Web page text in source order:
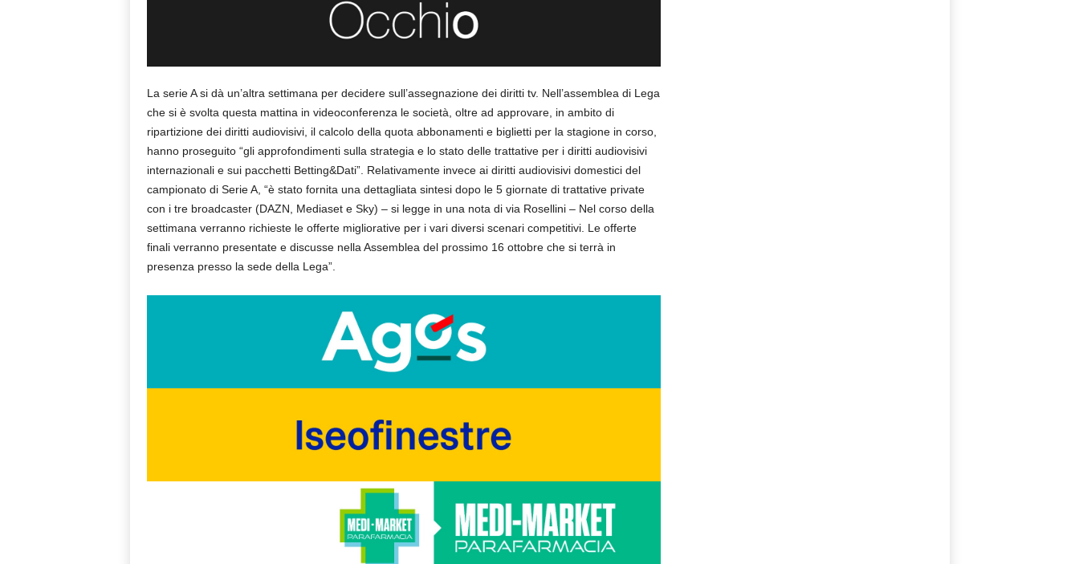
La serie A si dà un’altra settimana per decidere sull’assegnazione dei diritti tv. Nell’assemblea di Lega
che si è svolta questa mattina in videoconferenza le società, oltre ad approvare, in ambito di
ripartizione dei diritti audiovisivi, il calcolo della quota abbonamenti e biglietti per la stagione in corso,
hanno proseguito “gli approfondimenti sulla strategia e lo stato delle trattative per i diritti audiovisivi
internazionali e sui pacchetti Betting&Dati”. Relativamente invece ai diritti audiovisivi domestici del
campionato di Serie A, “è stato fornita una dettagliata sintesi dopo le 5 giornate di trattative private
con i tre broadcaster (DAZN, Mediaset e Sky) – si legge in una nota di via Rosellini – Nel corso della
settimana verranno richieste le offerte migliorative per i vari diversi scenari competitivi. Le offerte
finali verranno presentate e discusse nella Assemblea del prossimo 16 ottobre che si terrà in
presenza presso la sede della Lega”.